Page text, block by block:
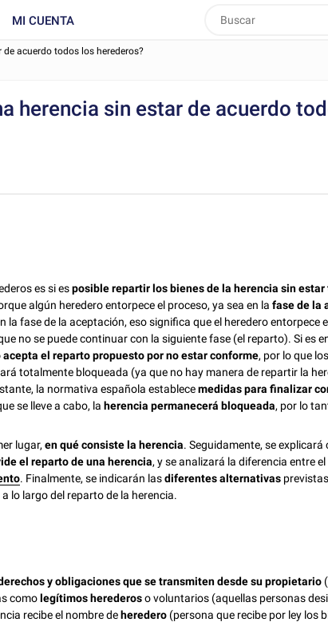
MI CUENTA
acuerdo todos los herederos?
herencia sin estar de acuerdo
es si esposible repartir los bienes de la herencia sin estar
algún heredero entorpece el proceso, ya sea en lafase de la
la fase de la aceptación, eso significa que el heredero entorpece
no se puede continuar con la siguiente fase (el reparto). Si es
acepta el reparto propuesto por no estar conforme, por lo que
totalmente bloqueada (ya que no hay manera de repartir la
la normativa española establecemedidas para finalizar
se lleve a cabo, laherencia permanecerá bloqueada, por lo
lugar,en qué consiste la herencia. Seguidamente, se explicará
el reparto de una herencia, y se analizará la diferencia entre el
. Finalmente, se indicarán lasdiferentes alternativas
lo largo del reparto de la herencia.
y obligaciones que se transmiten desde su propietario
como legítimos herederoso voluntarios (aquellas personas
recibe el nombre deheredero (persona que recibe por ley los